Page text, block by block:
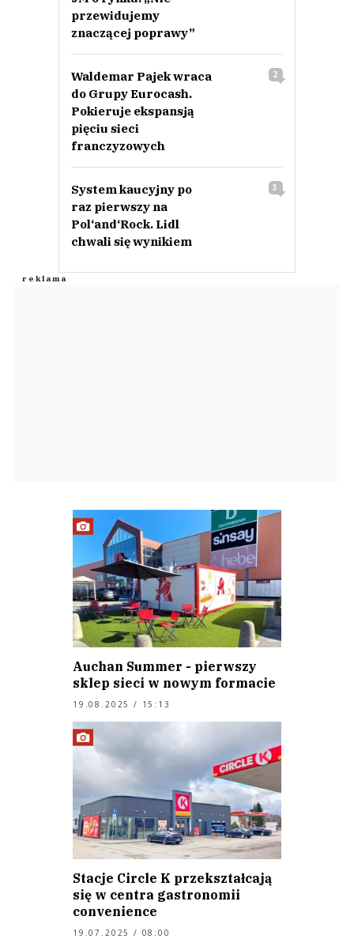
przewidujemy
znaczącej poprawy”
Waldemar Pajek wraca
do Grupy Eurocash.
Pokieruje ekspansją
pięciu sieci
franczyzowych
2
System kaucyjny po
raz pierwszy na
Pol‘and‘Rock. Lidl
chwali się wynikiem
3
Auchan Summer - pierwszy
sklep sieci w nowym formacie
19.08.2025 / 15:13
Stacje Circle K przekształcają
się w centra gastronomii
convenience
19.07.2025 / 08:00